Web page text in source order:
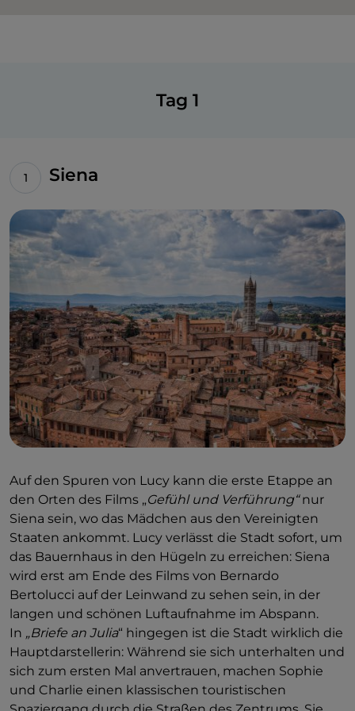
Tag 1
Siena
Auf den Spuren von Lucy kann die erste Etappe an
den Orten des Films „Gefühl und Verführung“nur
Siena sein, wo das Mädchen aus den Vereinigten
Staaten ankommt. Lucy verlässt die Stadt sofort, um
das Bauernhaus in den Hügeln zu erreichen: Siena
wird erst am Ende des Films von Bernardo
Bertolucci auf der Leinwand zu sehen sein, in der
langen und schönen Luftaufnahme im Abspann.
In „Briefe an Julia“ hingegen ist die Stadt wirklich die
Hauptdarstellerin: Während sie sich unterhalten und
sich zum ersten Mal anvertrauen, machen Sophie
und Charlie einen klassischen touristischen